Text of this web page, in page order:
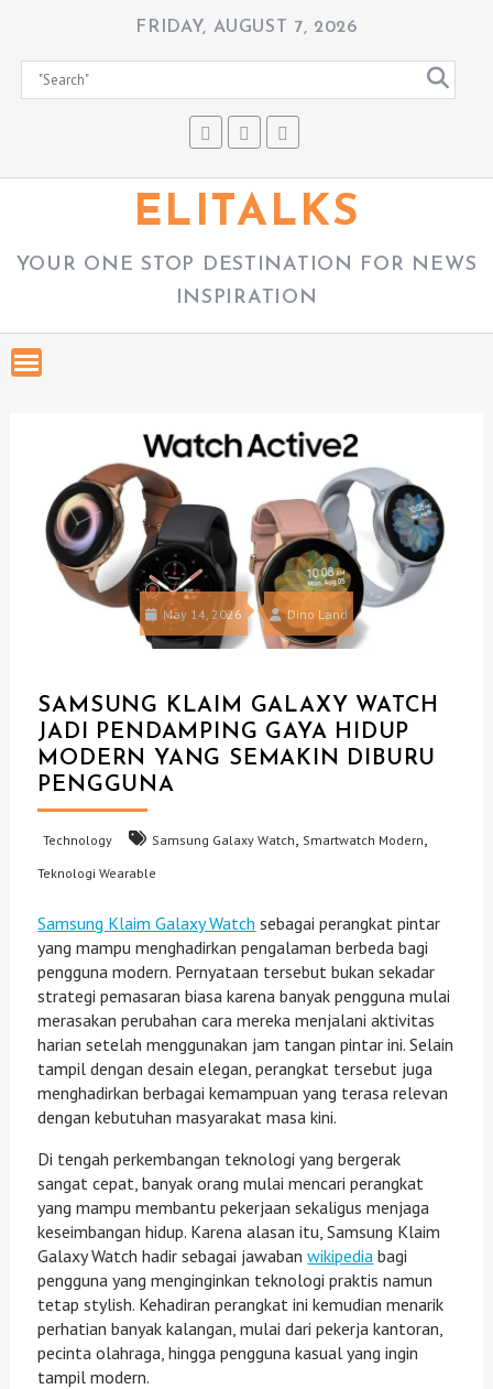
FRIDAY, AUGUST 7, 2026
ELITALKS
YOUR ONE STOP DESTINATION FOR NEWS
INSPIRATION
May 14, 2026 Dino Land
SAMSUNG KLAIM GALAXY WATCH
JADI PENDAMPING GAYA HIDUP
MODERN YANG SEMAKIN DIBURU
PENGGUNA
Technology Samsung Galaxy Watch Smartwatch Modern
Teknologi Wearable
Samsung Klaim Galaxy Watch sebagai perangkat pintar
yang mampu menghadirkan pengalaman berbeda bagi
pengguna modern. Pernyataan tersebut bukan sekadar
strategi pemasaran biasa karena banyak pengguna mulai
merasakan perubahan cara mereka menjalani aktivitas
harian setelah menggunakan jam tangan pintar ini. Selain
tampil dengan desain elegan, perangkat tersebut juga
menghadirkan berbagai kemampuan yang terasa relevan
dengan kebutuhan masyarakat masa kini.
Di tengah perkembangan teknologi yang bergerak
sangat cepat, banyak orang mulai mencari perangkat
yang mampu membantu pekerjaan sekaligus menjaga
keseimbangan hidup. Karena alasan itu, Samsung Klaim
Galaxy Watch hadir sebagai jawabanwikipedia bagi
pengguna yang menginginkan teknologi praktis namun
tetap stylish. Kehadiran perangkat ini kemudian menarik
perhatian banyak kalangan, mulai dari pekerja kantoran,
pecinta olahraga, hingga pengguna kasual yang ingin
tampil modern.